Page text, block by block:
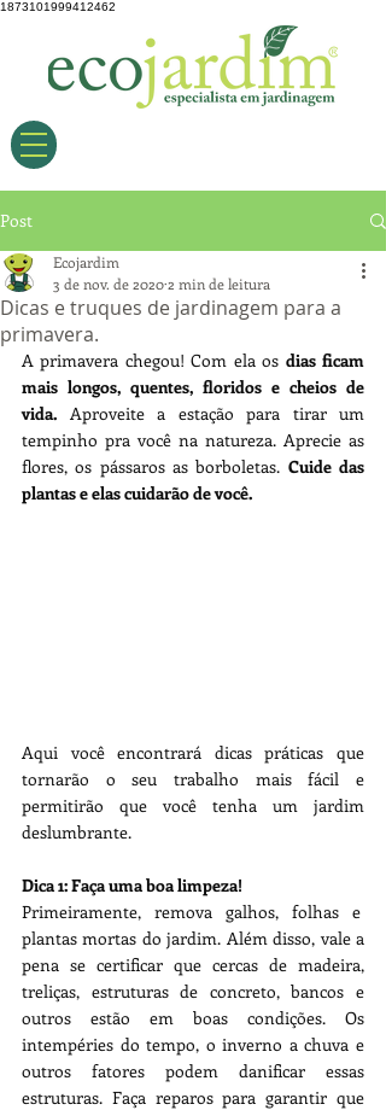
1873101999412462
Post
Dicas e truques de jardinagem para a
primavera.
Ecojardim
3 de nov. de 20202 min de leitura
A primavera chegou! Com ela os dias ficam
mais longos, quentes, floridos e cheios de
vida. Aproveite a estação para tirar um
tempinho pra você na natureza. Aprecie as
flores, os pássaros as borboletas. Cuide das
plantas e elas cuidarão de você.
Aqui você encontrará dicas práticas que
tornarão o seu trabalho mais fácil e
permitirão que você tenha um jardim
deslumbrante.
Dica 1: Faça uma boa limpeza!
Primeiramente, remova galhos, folhas e
plantas mortas do jardim. Além disso, vale a
pena se certificar que cercas de madeira,
treliças, estruturas de concreto, bancos e
outros estão em boas condições. Os
intempéries do tempo, o inverno a chuva e
outros fatores podem danificar essas
estruturas. Faça reparos para garantir que